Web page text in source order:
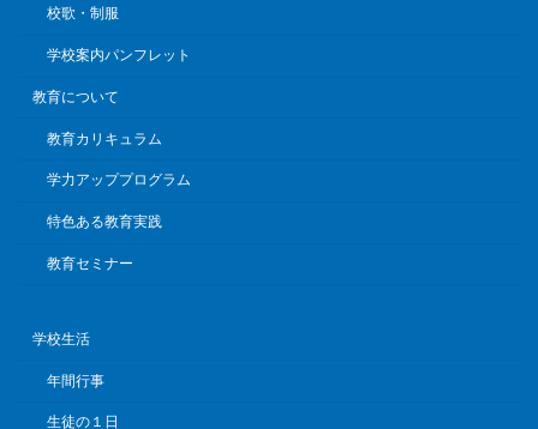
校歌・制服
学校案内パンフレット
教育について
教育カリキュラム
学力アッププログラム
特色ある教育実践
教育セミナー
学校生活
年間行事
生徒の１日